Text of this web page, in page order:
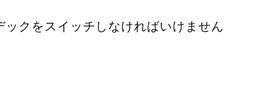
クをスイッチしなければいけません